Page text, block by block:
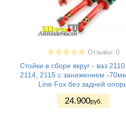
Отзывы: 0
Стойки в сборе вкруг - ваз
2114, 2115 с занижением -
Line Fox без задней
24.900руб.